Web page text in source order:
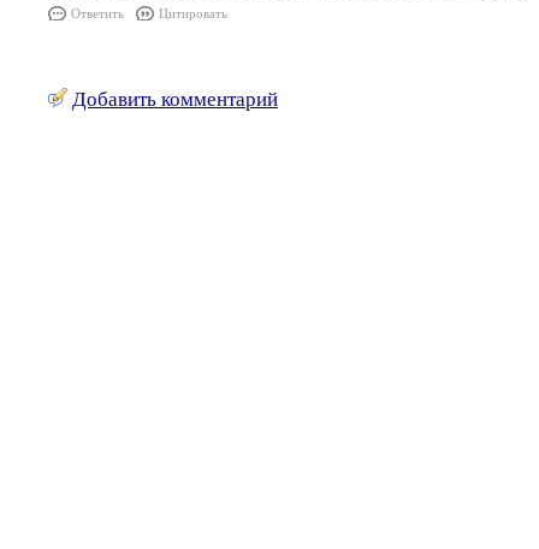
Ответить Цитировать
Добавить комментарий